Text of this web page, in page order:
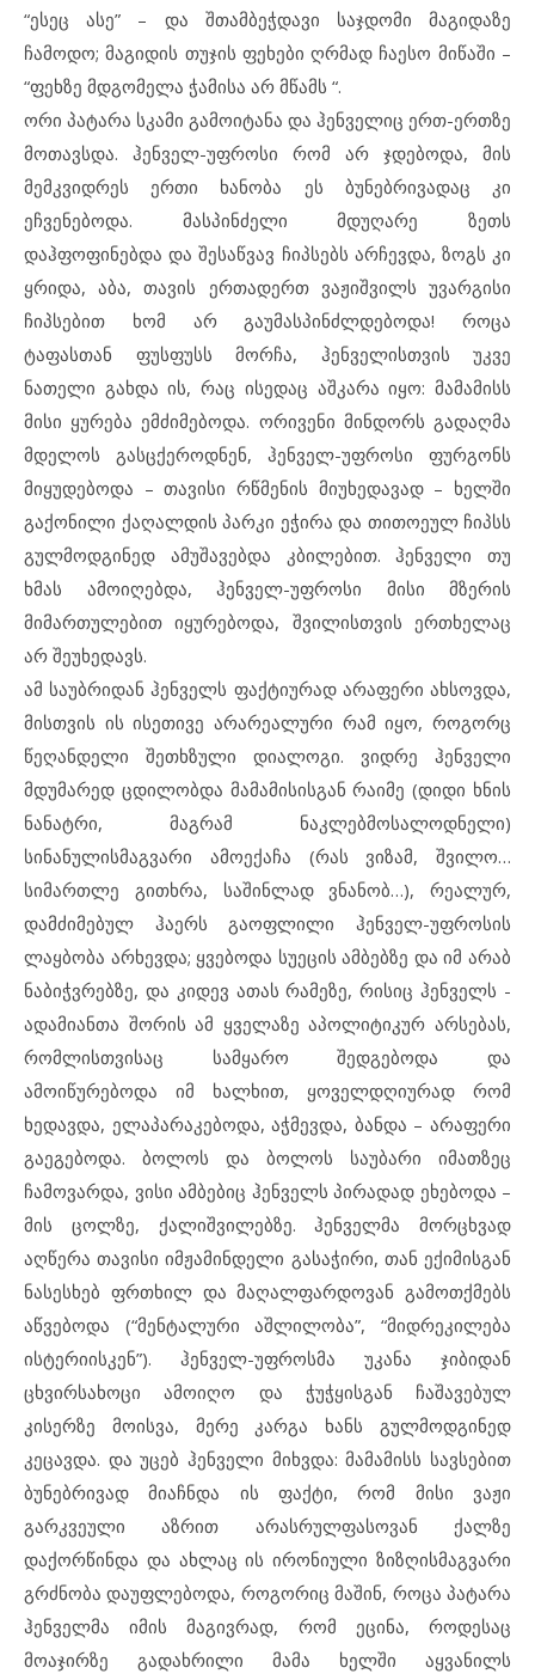
“ესეც ასე” – და შთამბეჭდავი საჯდომი მაგიდაზე
ჩამოდო; მაგიდის თუჯის ფეხები ღრმად ჩაესო მიწაში –
“ფეხზე მდგომელა ჭამისა არ მწამს “.
ორი პატარა სკამი გამოიტანა და ჰენველიც ერთ-ერთზე
მოთავსდა. ჰენველ-უფროსი რომ არ ჯდებოდა, მის
მემკვიდრეს ერთი ხანობა ეს ბუნებრივადაც კი
ეჩვენებოდა. მასპინძელი მდუღარე ზეთს
დაჰფოფინებდა და შესაწვავ ჩიპსებს არჩევდა, ზოგს კი
ყრიდა, აბა, თავის ერთადერთ ვაჟიშვილს უვარგისი
ჩიპსებით ხომ არ გაუმასპინძლდებოდა! როცა
ტაფასთან ფუსფუსს მორჩა, ჰენველისთვის უკვე
ნათელი გახდა ის, რაც ისედაც აშკარა იყო: მამამისს
მისი ყურება ემძიმებოდა. ორივენი მინდორს გადაღმა
მდელოს გასცქეროდნენ, ჰენველ-უფროსი ფურგონს
მიყუდებოდა – თავისი რწმენის მიუხედავად – ხელში
გაქონილი ქაღალდის პარკი ეჭირა და თითოეულ ჩიპსს
გულმოდგინედ ამუშავებდა კბილებით. ჰენველი თუ
ხმას ამოიღებდა, ჰენველ-უფროსი მისი მზერის
მიმართულებით იყურებოდა, შვილისთვის ერთხელაც
არ შეუხედავს.
ამ საუბრიდან ჰენველს ფაქტიურად არაფერი ახსოვდა,
მისთვის ის ისეთივე არარეალური რამ იყო, როგორც
წეღანდელი შეთხზული დიალოგი. ვიდრე ჰენველი
მდუმარედ ცდილობდა მამამისისგან რაიმე (დიდი ხნის
ნანატრი, მაგრამ ნაკლებმოსალოდნელი)
სინანულისმაგვარი ამოექაჩა (რას ვიზამ, შვილო…
სიმართლე გითხრა, საშინლად ვნანობ…), რეალურ,
დამძიმებულ ჰაერს გაოფლილი ჰენველ-უფროსის
ლაყბობა არხევდა; ყვებოდა სუეცის ამბებზე და იმ არაბ
ნაბიჭვრებზე, და კიდევ ათას რამეზე, რისიც ჰენველს ­-
ადამიანთა შორის ამ ყველაზე აპოლიტიკურ არსებას,
რომლისთვისაც სამყარო შედგებოდა და
ამოიწურებოდა იმ ხალხით, ყოველდღიურად რომ
ხედავდა, ელაპარაკებოდა, აჭმევდა, ბანდა – არაფერი
გაეგებოდა. ბოლოს და ბოლოს საუბარი იმათზეც
ჩამოვარდა, ვისი ამბებიც ჰენველს პირადად ეხებოდა –
მის ცოლზე, ქალიშვილებზე. ჰენველმა მორცხვად
აღწერა თავისი იმჟამინდელი გასაჭირი, თან ექიმისგან
ნასესხებ ფრთხილ და მაღალფარდოვან გამოთქმებს
აწვებოდა (“მენტალური აშლილობა”, “მიდრეკილება
ისტერიისკენ”). ჰენველ-უფროსმა უკანა ჯიბიდან
ცხვირსახოცი ამოიღო და ჭუჭყისგან ჩაშავებულ
კისერზე მოისვა, მერე კარგა ხანს გულმოდგინედ
კეცავდა. და უცებ ჰენველი მიხვდა: მამამისს სავსებით
ბუნებრივად მიაჩნდა ის ფაქტი, რომ მისი ვაჟი
გარკვეული აზრით არასრულფასოვან ქალზე
დაქორწინდა და ახლაც ის ირონიული ზიზღისმაგვარი
გრძნობა დაუფლებოდა, როგორიც მაშინ, როცა პატარა
ჰენველმა იმის მაგივრად, რომ ეცინა, როდესაც
მოაჯირზე გადახრილი მამა ხელში აყვანილს